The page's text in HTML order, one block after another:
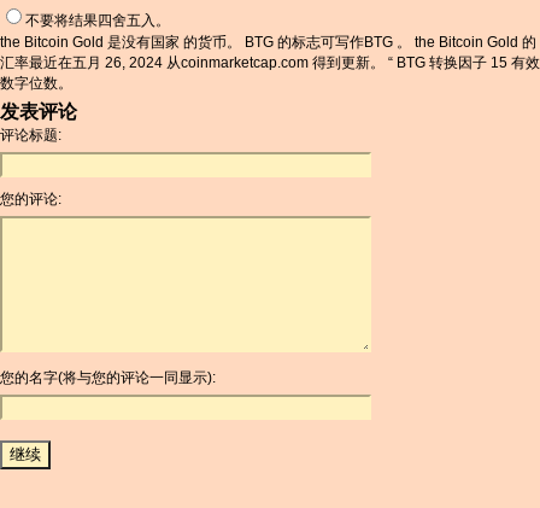
不要将结果四舍五入。
the Bitcoin Gold 是没有国家 的货币。 BTG 的标志可写作BTG 。 the Bitcoin Gold 的
汇率最近在五月 26, 2024 从coinmarketcap.com 得到更新。 “ BTG 转换因子 15 有效
数字位数。
发表评论
评论标题:
您的评论:
您的名字(将与您的评论一同显示):